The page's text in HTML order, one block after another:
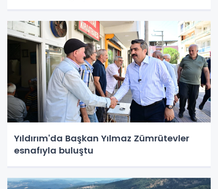
Yıldırım'da Başkan Yılmaz Zümrütevler
esnafıyla buluştu